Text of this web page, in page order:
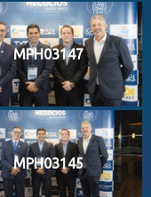
MPH03147
MPH03145